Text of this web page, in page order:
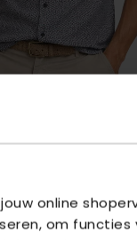
online
om
ALLOVER PRINTED